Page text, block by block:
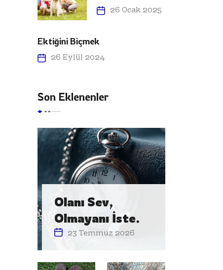
Kelime26 Ocak 2025
Ektiğini Biçmek
26 Eylül 2024
Son Eklenenler
Olanı Sev,
Olmayanı İste.
23 Temmuz 2026